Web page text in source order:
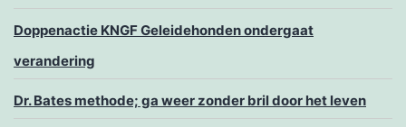
Doppenactie KNGF Geleidehonden ondergaat
verandering
Dr. Bates methode; ga weer zonder bril door het leven